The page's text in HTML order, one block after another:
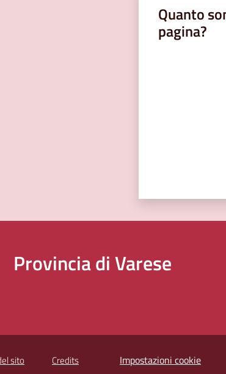
Quanto
pagina?
Provincia di Varese
sito Credits Impostazioni cookie